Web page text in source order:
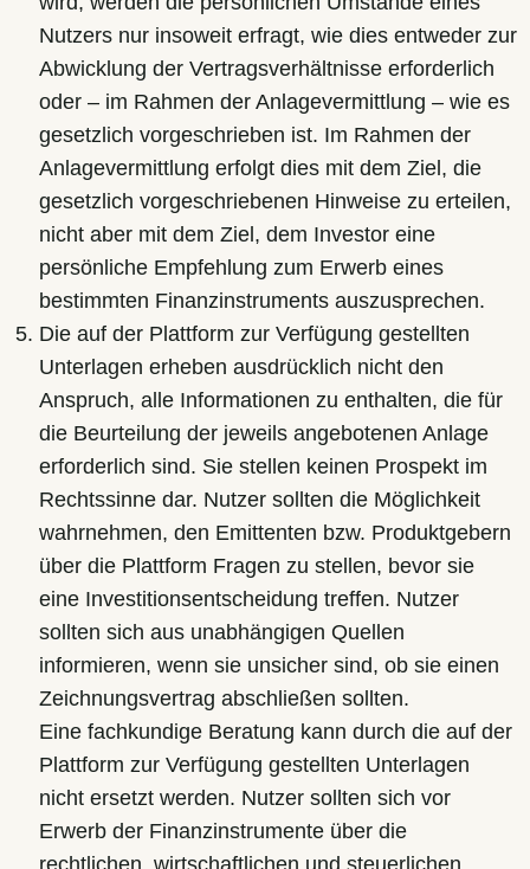
Nutzers nur insoweit erfragt, wie dies entweder zur
Abwicklung der Vertragsverhältnisse erforderlich
oder – im Rahmen der Anlagevermittlung – wie es
gesetzlich vorgeschrieben ist. Im Rahmen der
Anlagevermittlung erfolgt dies mit dem Ziel, die
gesetzlich vorgeschriebenen Hinweise zu erteilen,
nicht aber mit dem Ziel, dem Investor eine
persönliche Empfehlung zum Erwerb eines
bestimmten Finanzinstruments auszusprechen.
Die auf der Plattform zur Verfügung gestellten
Unterlagen erheben ausdrücklich nicht den
Anspruch, alle Informationen zu enthalten, die für
die Beurteilung der jeweils angebotenen Anlage
erforderlich sind. Sie stellen keinen Prospekt im
Rechtssinne dar. Nutzer sollten die Möglichkeit
wahrnehmen, den Emittenten bzw. Produktgebern
über die Plattform Fragen zu stellen, bevor sie
eine Investitionsentscheidung treffen. Nutzer
sollten sich aus unabhängigen Quellen
informieren, wenn sie unsicher sind, ob sie einen
Zeichnungsvertrag abschließen sollten.
Eine fachkundige Beratung kann durch die auf der
Plattform zur Verfügung gestellten Unterlagen
nicht ersetzt werden. Nutzer sollten sich vor
Erwerb der Finanzinstrumente über die
rechtlichen, wirtschaftlichen und steuerlichen